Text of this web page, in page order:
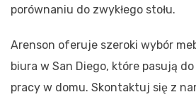
porównaniu do zwykłego stołu.
Arenson oferuje szeroki wybór
biura w San Diego, które pasują
pracy w domu. Skontaktuj się z